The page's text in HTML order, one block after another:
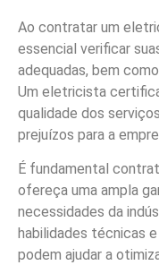
Ao contratar um
essencial verificar
adequadas, bem
Um eletricista
qualidade dos
prejuízos para a
É fundamental
ofereça uma ampla
necessidades da
habilidades técnicas
podem ajudar a